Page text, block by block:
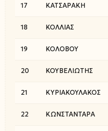
17 ΚΑΤΣΑΡΑΚΗ
18 ΚΟΛΛΙΑΣ
19 ΚΟΛΟΒΟΥ
20 ΚΟΥΒΕΛΙΩΤΗΣ
21 ΚΥΡΙΑΚΟΥΛΑΚΟΣ
22 ΚΩΝΣΤΑΝΤΑΡΑ